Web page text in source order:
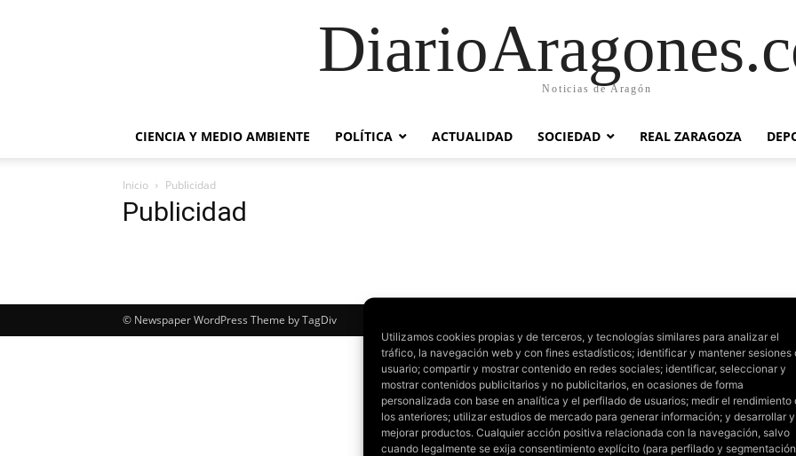
Utilizamos cookies propias y de terceros, y tecnologías similares para analizar el
tráfico, la navegación web y con fines estadísticos; identificar y mantener sesiones
usuario; compartir y mostrar contenido en redes sociales; identificar, seleccionar y
mostrar contenidos publicitarios y no publicitarios, en ocasiones de forma
personalizada con base en analítica y el perfilado de usuarios; medir el rendimiento
los anteriores; utilizar estudios de mercado para generar información; y desarrollar y
mejorar productos. Cualquier acción positiva relacionada con la navegación, salvo
cuando legalmente se exija consentimiento explícito (para perfilado y segmentación
Noticias de Aragón
CIENCIA Y MEDIO AMBIENTE POLÍTICA ACTUALIDAD SOCIEDAD REAL ZARAGOZA
Inicio Publicidad
Publicidad
© Newspaper WordPress Theme by TagDiv